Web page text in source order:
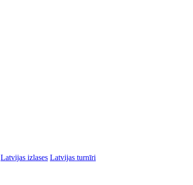
Latvijas izlases Latvijas turnīri